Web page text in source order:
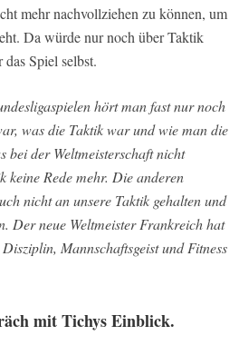
mehr nachvollziehen zu können, um
Da würde nur noch über Taktik
Spiel selbst.
hört man fast nur noch
was die Taktik war und wie man die
bei der Weltmeisterschaft nicht
keine Rede mehr. Die anderen
nicht an unsere Taktik gehalten und
Der neue Weltmeister Frankreich hat
Mannschaftsgeist und Fitness
mit Tichys Einblick.